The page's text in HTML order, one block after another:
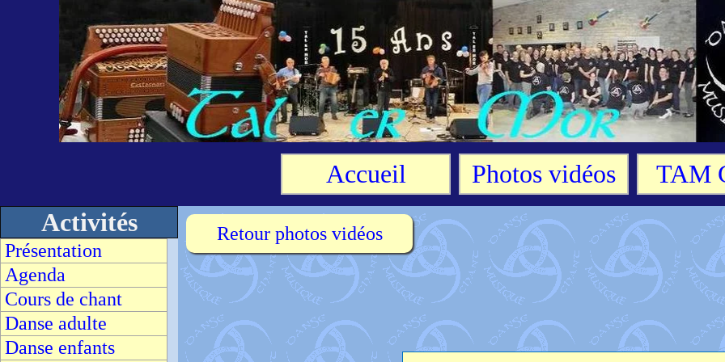
Accueil Photos vidéos
TAM
Activités
Présentation
Agenda
Cours de chant
Danse adulte
Danse enfants
Retour photos vidéos